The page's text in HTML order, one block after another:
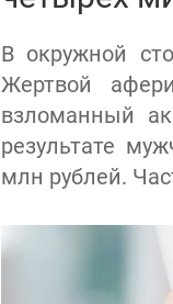
В окружной
Жертвой
взломанный
результате
млн рублей.